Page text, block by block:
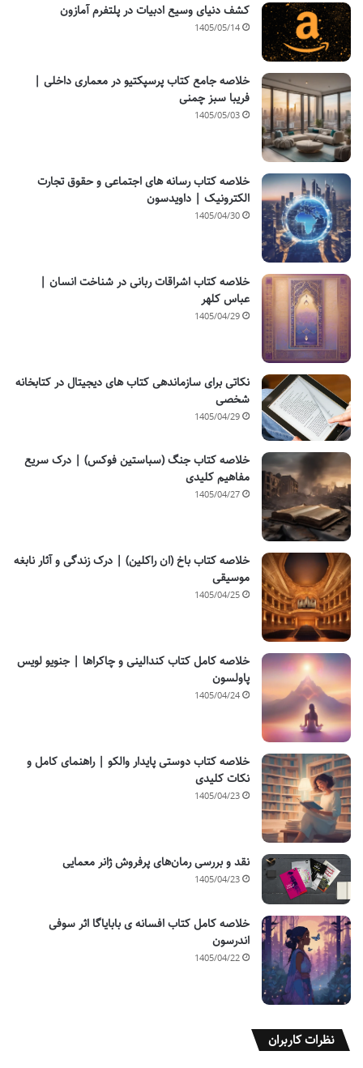
کشف دنیای وسیع ادبیات در پلتفرم آمازون
1405/05/14
خلاصه جامع کتاب پرسپکتیو در معماری داخلی |
فریبا سبز چمنی
1405/05/03
خلاصه کتاب رسانه های اجتماعی و حقوق تجارت
الکترونیک | داویدسون
1405/04/30
خلاصه کتاب اشراقات ربانی در شناخت انسان |
عباس کلهر
1405/04/29
نکاتی برای سازماندهی کتاب های دیجیتال در کتابخانه
شخصی
1405/04/29
خلاصه کتاب جنگ (سباستین فوکس) | درک سریع
مفاهیم کلیدی
1405/04/27
خلاصه کتاب باخ (ان راکلین) | درک زندگی و آثار نابغه
موسیقی
1405/04/25
خلاصه کامل کتاب کندالینی و چاکراها | جنویو لویس
پاولسون
1405/04/24
خلاصه کتاب دوستی پایدار والکو | راهنمای کامل و
نکات کلیدی
1405/04/23
نقد و بررسی رمان‌های پرفروش ژانر معمایی
1405/04/23
خلاصه کامل کتاب افسانه ی بابایاگا اثر سوفی
اندرسون
1405/04/22
نظرات کاربران